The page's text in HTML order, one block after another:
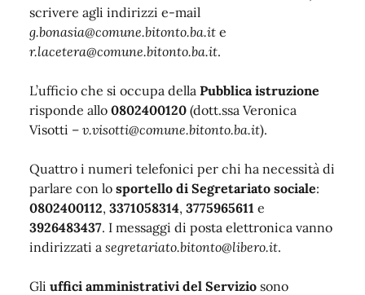
scrivere agli indirizzi e-mail
g.bonasia@comune.bitonto.ba.it e
r.lacetera@comune.bitonto.ba.it.
L’ufficio che si occupa della Pubblica istruzione
risponde allo 0802400120 (dott.ssa Veronica
Visotti – v.visotti@comune.bitonto.ba.it).
Quattro i numeri telefonici per chi ha necessità di
parlare con lo sportello di Segretariato sociale:
0802400112, 3371058314, 3775965611 e
3926483437. I messaggi di posta elettronica vanno
indirizzati a segretariato.bitonto@libero.it.
Gli uffici amministrativi del Servizio sono